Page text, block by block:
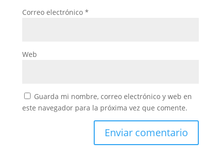
Correo electrónico *
Web
Guarda mi nombre, correo electrónico y web en
este navegador para la próxima vez que comente.